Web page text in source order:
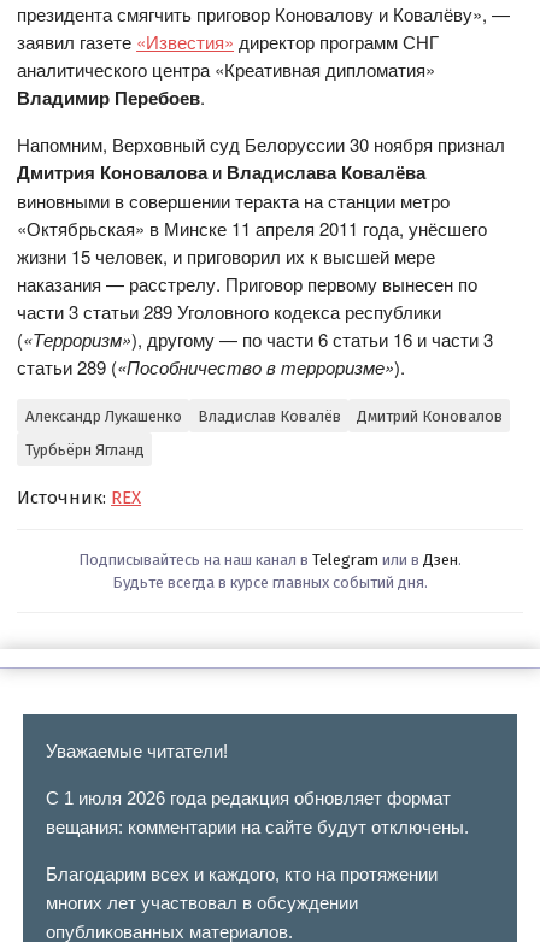
президента смягчить приговор Коновалову и Ковалёву», —
заявил газете «Известия» директор программ СНГ
аналитического центра «Креативная дипломатия»
Владимир Перебоев.
Напомним, Верховный суд Белоруссии 30 ноября признал
Дмитрия Коноваловаи Владислава Ковалёва
виновными в совершении теракта на станции метро
«Октябрьская» в Минске 11 апреля 2011 года, унёсшего
жизни 15 человек, и приговорил их к высшей мере
наказания — расстрелу. Приговор первому вынесен по
части 3 статьи 289 Уголовного кодекса республики
(«Терроризм»), другому — по части 6 статьи 16 и части 3
статьи 289 («Пособничество в терроризме»).
Александр Лукашенко Владислав Ковалёв
Дмитрий Коновалов
Турбьёрн Ягланд
Источник: REX
Подписывайтесь на наш канал в Telegram или в Дзен.
Будьте всегда в курсе главных событий дня.
Уважаемые читатели!
С 1 июля 2026 года редакция обновляет формат
вещания: комментарии на сайте будут отключены.
Благодарим всех и каждого, кто на протяжении
многих лет участвовал в обсуждении
опубликованных материалов.